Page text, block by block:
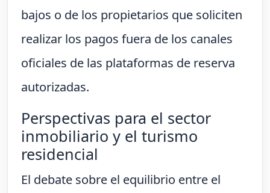
bajos o de los propietarios que soliciten
realizar los pagos fuera de los canales
oficiales de las plataformas de reserva
autorizadas.
Perspectivas para el sector
inmobiliario y el turismo
residencial
El debate sobre el equilibrio entre el